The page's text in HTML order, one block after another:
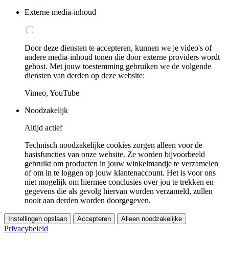
Externe media-inhoud
Door deze diensten te accepteren, kunnen we je video's of
andere media-inhoud tonen die door externe providers wordt
gehost. Met jouw toestemming gebruiken we de volgende
diensten van derden op deze website:
Vimeo, YouTube
Noodzakelijk
Altijd actief
Technisch noodzakelijke cookies zorgen alleen voor de
basisfuncties van onze website. Ze worden bijvoorbeeld
gebruikt om producten in jouw winkelmandje te verzamelen
of om in te loggen op jouw klantenaccount. Het is voor ons
niet mogelijk om hiermee conclusies over jou te trekken en
gegevens die als gevolg hiervan worden verzameld, zullen
nooit aan derden worden doorgegeven.
Instellingen opslaan Accepteren Alleen noodzakelijke
Privacybeleid